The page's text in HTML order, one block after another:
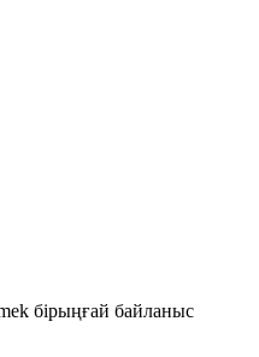
бірыңғай байланыс